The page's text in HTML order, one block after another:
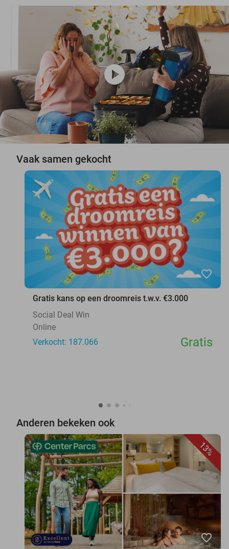
play_circle
Vaak samen gekocht
favorite_border
Gratis kans op een droomreis t.w.v. €3.000
Social Deal Win
Online
Verkocht: 187.066
Gratis
Anderen bekeken ook
13%
favorite_border